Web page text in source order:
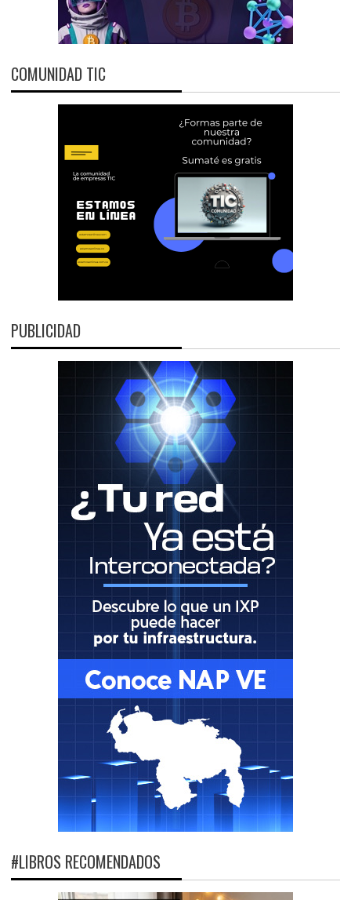
COMUNIDAD TIC
PUBLICIDAD
#LIBROS RECOMENDADOS